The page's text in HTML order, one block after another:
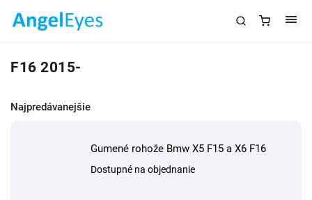
F16 2015-
Najpredávanejšie
Gumené rohože Bmw X5 F15 a X6 F16
Dostupné na objednanie